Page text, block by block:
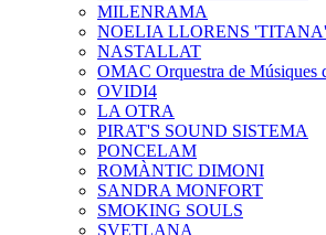
MILENRAMA
NOELIA LLORENS 'TITANA'
NASTALLAT
OMAC Orquestra de Músiques
OVIDI4
LA OTRA
PIRAT'S SOUND SISTEMA
PONCELAM
ROMÀNTIC DIMONI
SANDRA MONFORT
SMOKING SOULS
SVETLANA